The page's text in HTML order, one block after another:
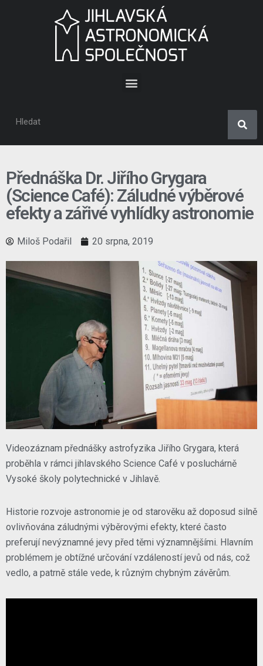
Přednáška Dr. Jiřího Grygara
(Science Café): Záludné výběrové
efekty a zářivé vyhlídky astronomie
Miloš Podařil 20 srpna, 2019
Videozáznam přednášky astrofyzika Jiřího Grygara, která
proběhla v rámci jihlavského Science Café v posluchárně
Vysoké školy polytechnické v Jihlavě.
Historie rozvoje astronomie je od starověku až doposud silně
ovlivňována záludnými výběrovými efekty, které často
preferují nevýznamné jevy před těmi významnějšími. Hlavním
problémem je obtížné určování vzdáleností jevů od nás, což
vedlo, a patrně stále vede, k různým chybným závěrům.